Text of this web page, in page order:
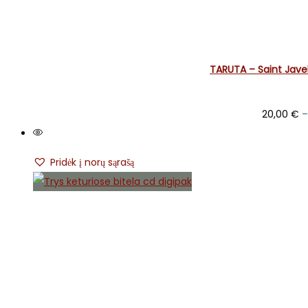
TARUTA – Saint
20,00 € –
Pridėk į norų sąrašą